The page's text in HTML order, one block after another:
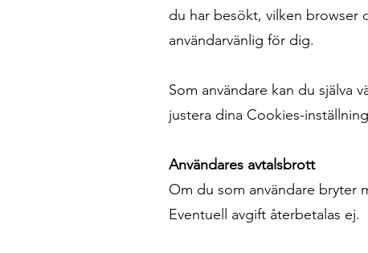
du har besökt, vilken browser
användarvänlig för dig.
Som användare kan du själva
justera dina Cookies-
Användares avtalsbrott
Om du som användare bryter
Eventuell avgift återbetalas ej.